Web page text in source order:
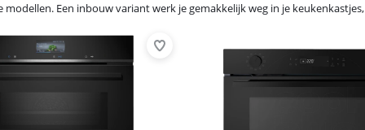
Een inbouw variant werk je gemakkelijk weg in je